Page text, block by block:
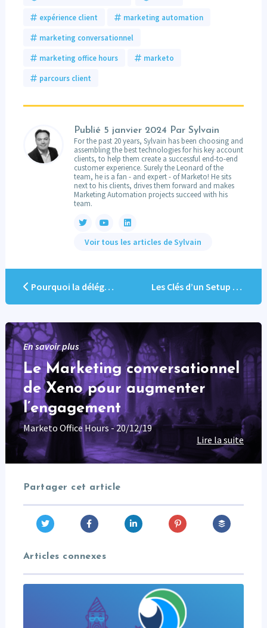
expérience client marketing automation
marketing conversationnel
marketing office hours marketo
parcours client
Publié 5 janvier 2024 Par Sylvain
For the past 20 years, Sylvain has been choosing and
assembling the best technologies for his key account
clients, to help them create a successful end-to-end
customer experience. Surely the Leonard of the
team, he is a fan - and expert - of Marketo! He sits
next to his clients, drives them forward and makes
Marketing Automation projects succeed with his
team.
Voir tous les articles de Sylvain
Pourquoi la délégation de vos campagnes Marketo est votre arme secrète Les Clés d’un Setup Marketo Réussi : Pratiques et Astuces
En savoir plus
Le Marketing conversationnel
de Xeno pour augmenter
l’engagement
Marketo Office Hours - 20/12/19
Lire la suite
Partager cet article
Articles connexes